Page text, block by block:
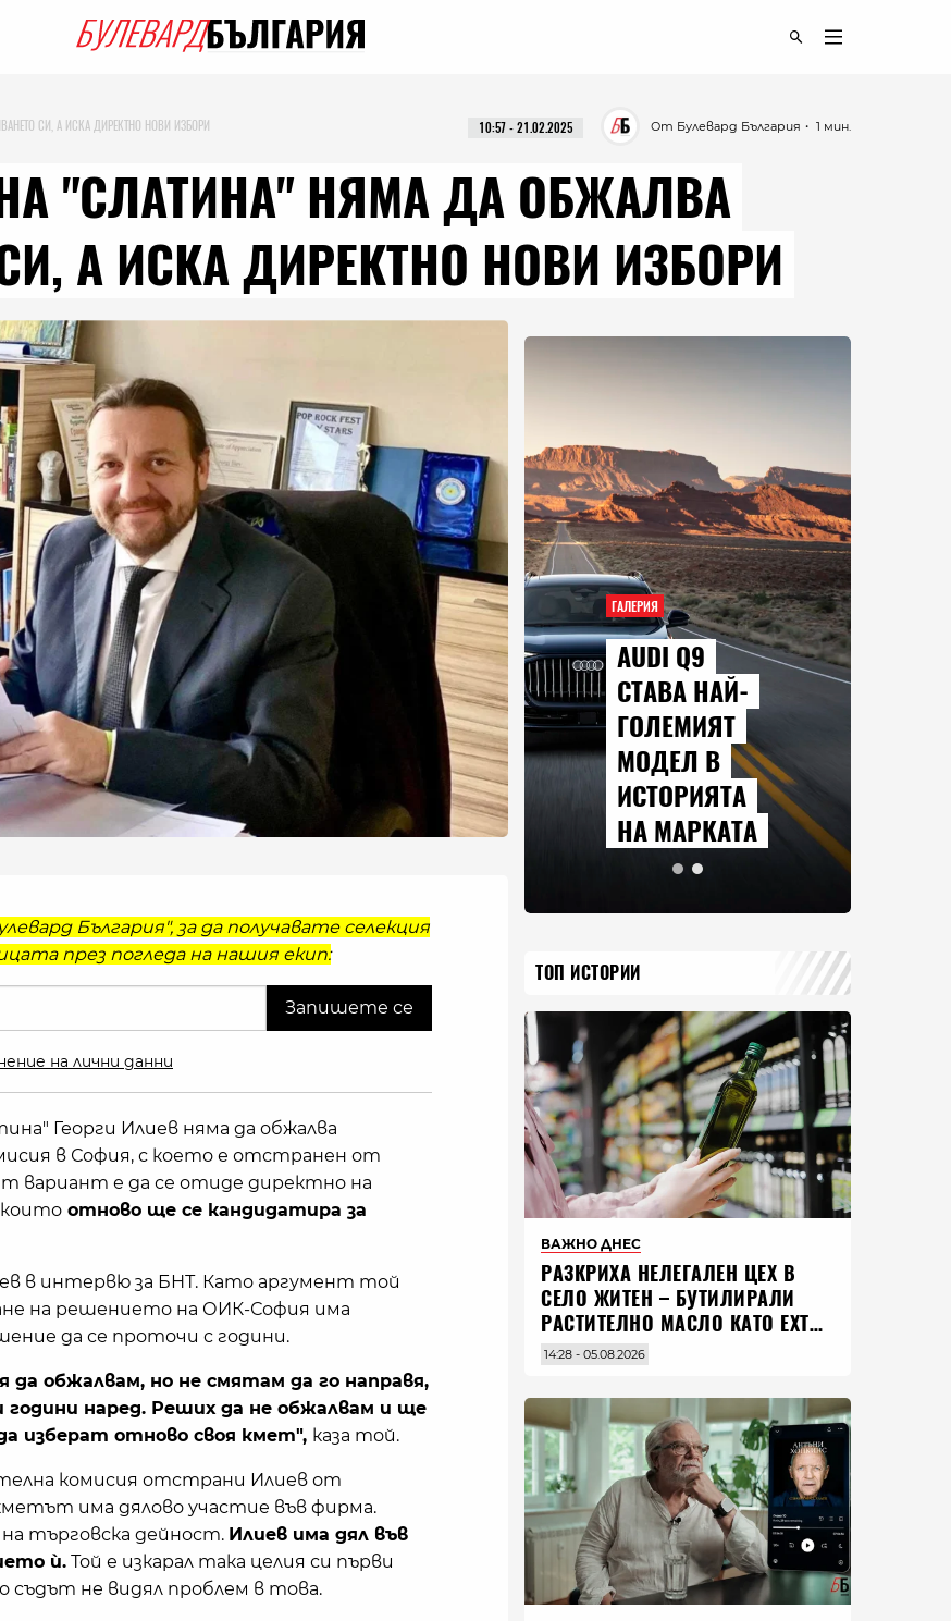
СИ, А ИСКА ДИРЕКТНО НОВИ ИЗБОРИ ・ 1 мин.
От Булевард България
10:57 - 21.02.2025
"СЛАТИНА" НЯМА ДА ОБЖАЛВА
А ИСКА ДИРЕКТНО НОВИ ИЗБОРИ
България", за да получавате селекция
през погледа на нашия екип:
на лични данни
Георги Илиев няма да обжалва
в София, с което е отстранен от
вариант е да се отиде директно на
които отново ще се кандидатира за
в интервю за БНТ. Като аргумент той
на решението на ОИК-София има
да се проточи с години.
да обжалвам, но не смятам да го направя,
наред. Реших да не обжалвам и ще
изберат отново своя кмет", каза той.
комисия отстрани Илиев от
има дялово участие във фирма.
търговска дейност. Илиев има дял във
ѝ. Той е изкарал така целия си първи
не видял проблем в това.
ГАЛЕРИЯ
AUDI Q9
СТАВА НАЙ-
ГОЛЕМИЯТ
МОДЕЛ В
ИСТОРИЯТА
НА МАРКАТА
ТОП ИСТОРИИ
ВАЖНО ДНЕС
РАЗКРИХА НЕЛЕГАЛЕН ЦЕХ В
СЕЛО ЖИТЕН – БУТИЛИРАЛИ
РАСТИТЕЛНО МАСЛО КАТО EXTRA
VIRGIN ЗЕХТИН
14:28 - 05.08.2026